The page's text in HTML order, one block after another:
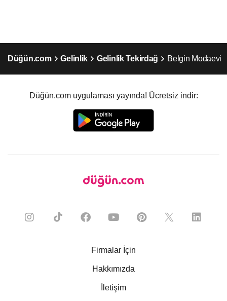
Düğün.com Gelinlik Gelinlik Tekirdağ Belgin Modaevi
Düğün.com uygulaması yayında! Ücretsiz indir:
Firmalar İçin
Hakkımızda
İletişim